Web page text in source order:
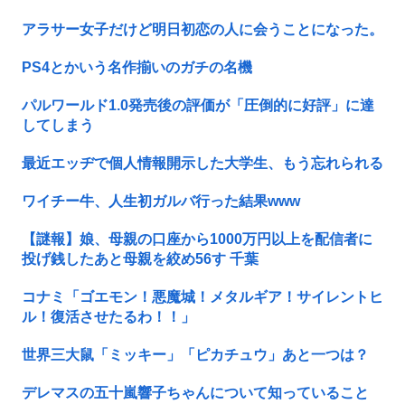
アラサー女子だけど明日初恋の人に会うことになった。
PS4とかいう名作揃いのガチの名機
パルワールド1.0発売後の評価が「圧倒的に好評」に達
してしまう
最近エッヂで個人情報開示した大学生、もう忘れられる
ワイチー牛、人生初ガルバ行った結果www
【謎報】娘、母親の口座から1000万円以上を配信者に
投げ銭したあと母親を絞め56す 千葉
コナミ「ゴエモン！悪魔城！メタルギア！サイレントヒ
ル！復活させたるわ！！」
世界三大鼠「ミッキー」「ピカチュウ」あと一つは？
デレマスの五十嵐響子ちゃんについて知っていること